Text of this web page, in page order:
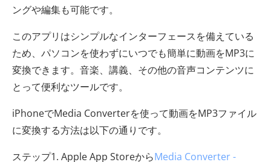
ングや編集も可能です。
このアプリはシンプルなインターフェースを備えている
ため、パソコンを使わずにいつでも簡単に動画をMP3に
変換できます。音楽、講義、その他の音声コンテンツに
とって便利なツールです。
iPhoneでMedia Converterを使って動画をMP3ファイル
に変換する方法は以下の通りです。
ステップ1. Apple App StoreからMedia Converter -